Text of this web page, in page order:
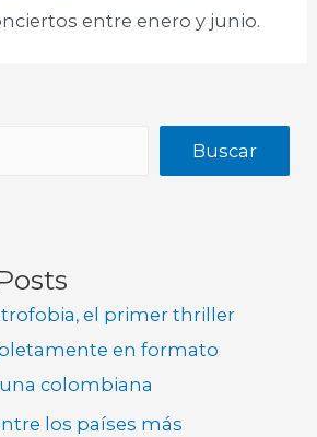
entre enero y junio.
Buscar
el primer thriller
en formato
colombiana
los países más